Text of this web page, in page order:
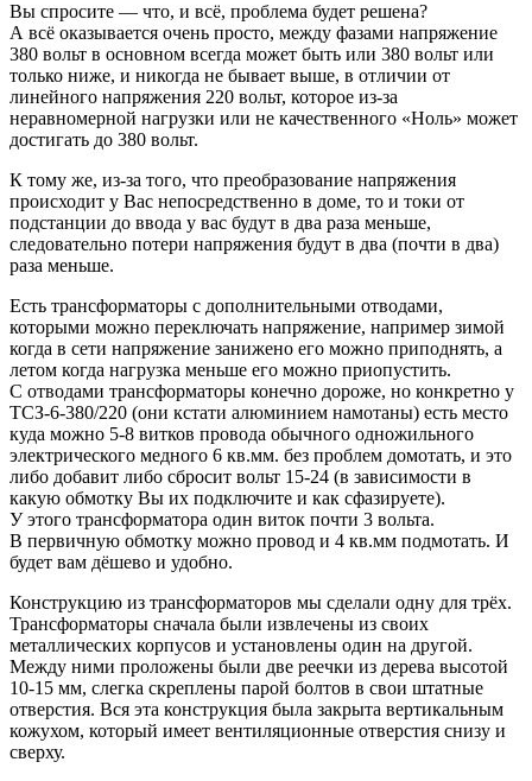
Вы спросите — что, и всё, проблема будет решена?
А всё оказывается очень просто, между фазами напряжение
380 вольт в основном всегда может быть или 380 вольт или
только ниже, и никогда не бывает выше, в отличии от
линейного напряжения 220 вольт, которое из-за
неравномерной нагрузки или не качественного «Ноль» может
достигать до 380 вольт.
К тому же, из-за того, что преобразование напряжения
происходит у Вас непосредственно в доме, то и токи от
подстанции до ввода у вас будут в два раза меньше,
следовательно потери напряжения будут в два (почти в два)
раза меньше.
Есть трансформаторы с дополнительными отводами,
которыми можно переключать напряжение, например зимой
когда в сети напряжение занижено его можно приподнять, а
летом когда нагрузка меньше его можно приопустить.
С отводами трансформаторы конечно дороже, но конкретно у
ТСЗ-6-380/220 (они кстати алюминием намотаны) есть место
куда можно 5-8 витков провода обычного одножильного
электрического медного 6 кв.мм. без проблем домотать, и это
либо добавит либо сбросит вольт 15-24 (в зависимости в
какую обмотку Вы их подключите и как сфазируете).
У этого трансформатора один виток почти 3 вольта.
В первичную обмотку можно провод и 4 кв.мм подмотать. И
будет вам дёшево и удобно.
Конструкцию из трансформаторов мы сделали одну для трёх.
Трансформаторы сначала были извлечены из своих
металлических корпусов и установлены один на другой.
Между ними проложены были две реечки из дерева высотой
10-15 мм, слегка скреплены парой болтов в свои штатные
отверстия. Вся эта конструкция была закрыта вертикальным
кожухом, который имеет вентиляционные отверстия снизу и
сверху.